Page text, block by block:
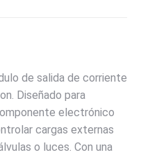
de salida de corriente
Diseñado para
electrónico
cargas externas
o luces. Con una